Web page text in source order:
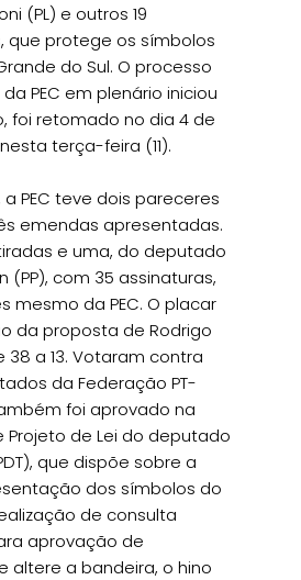
(PL) e outros 19
que protege os símbolos
do Sul. O processo
PEC em plenário iniciou
foi retomado no dia 4 de
terça-feira (11).
PEC teve dois pareceres
emendas apresentadas.
e uma, do deputado
(PP), com 35 assinaturas,
mesmo da PEC. O placar
da proposta de Rodrigo
38 a 13. Votaram contra
da Federação PT-
foi aprovado na
Projeto de Lei do deputado
que dispõe sobre a
dos símbolos do
de consulta
aprovação de
altere a bandeira, o hino